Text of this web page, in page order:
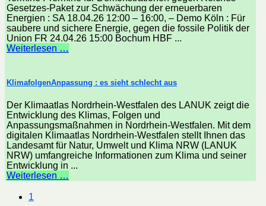
Gesetzes-Paket zur Schwächung der erneuerbaren
Energien : SA 18.04.26 12:00 – 16:00, – Demo Köln : Für
saubere und sichere Energie, gegen die fossile Politik der
Union FR 24.04.26 15:00 Bochum HBF ...
Weiterlesen …
KlimafolgenAnpassung : es sieht schlecht aus
Der Klimaatlas Nordrhein-Westfalen des LANUK zeigt die
Entwicklung des Klimas, Folgen und
Anpassungsmaßnahmen in Nordrhein-Westfalen. Mit dem
digitalen Klimaatlas Nordrhein-Westfalen stellt Ihnen das
Landesamt für Natur, Umwelt und Klima NRW (LANUK
NRW) umfangreiche Informationen zum Klima und seiner
Entwicklung in ...
Weiterlesen …
1